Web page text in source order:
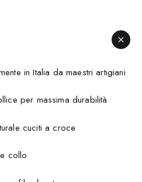
in Italia da maestri artigiani
per massima durabilità
cuciti a croce
collo